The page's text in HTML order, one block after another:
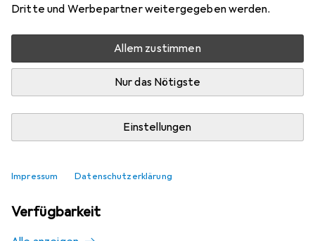
Dritte und Werbepartner weitergegeben werden.
Allem zustimmen
Nur das Nötigste
Einstellungen
Impressum Datenschutzerklärung
Benachrichtigen, wenn lieferbar
Vergleichen Merken
Verfügbarkeit